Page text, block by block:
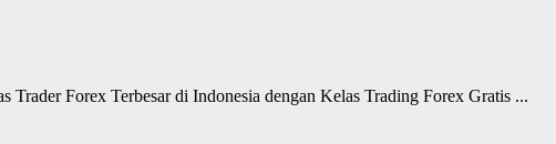
Forex Terbesar di Indonesia dengan Kelas Trading Forex Gratis ...